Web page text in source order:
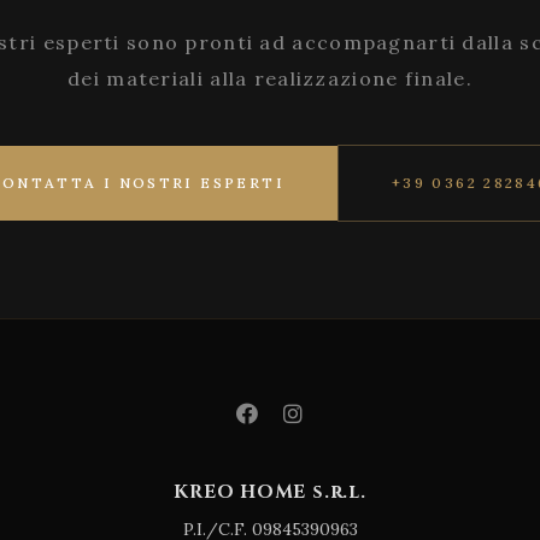
esperti sono pronti ad accompagnarti dalla
dei materiali alla realizzazione finale.
I NOSTRI ESPERTI +39 0362
KREO HOME s.r.l.
P.I./C.F. 09845390963